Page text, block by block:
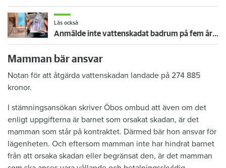
Läs också
Anmälde inte vattenskadat badrum på fem år – krävs på 125 000 kronor
Mamman bär ansvar
Notan för att åtgärda vattenskadan landade på 274 885
kronor.
I stämningsansökan skriver Öbos ombud att även om det
enligt uppgifterna är barnet som orsakat skadan, är det
mamman som står på kontraktet. Därmed bär hon ansvar för
lägenheten. Och eftersom mamman inte har hindrat barnet
från att orsaka skadan eller begränsat den, är det mamman